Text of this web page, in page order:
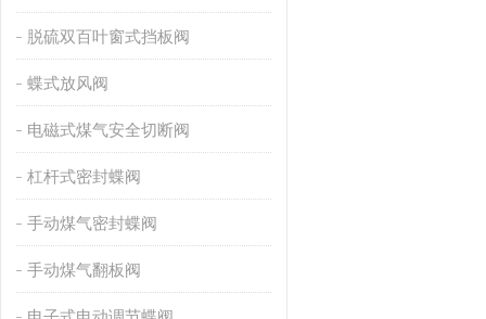
脱硫双百叶窗式挡板阀
蝶式放风阀
电磁式煤气安全切断阀
杠杆式密封蝶阀
手动煤气密封蝶阀
手动煤气翻板阀